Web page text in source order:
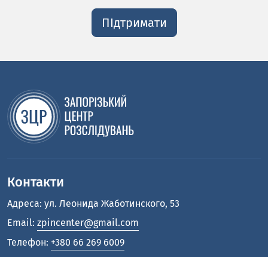
ПІдтримати
Контакти
Адреса: ул. Леонида Жаботинского, 53
Email: zpincenter@gmail.com
Телефон: +380 66 269 6009